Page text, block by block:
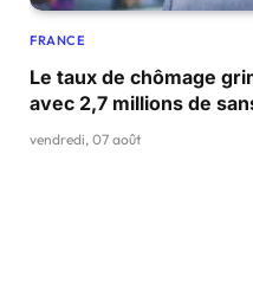
FRANCE
Le taux de chômage
avec 2,7 millions de
vendredi, 07 août